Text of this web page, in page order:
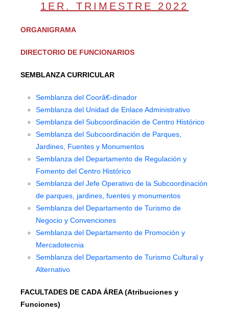
1ER. TRIMESTRE 2022
ORGANIGRAMA
DIRECTORIO DE FUNCIONARIOS
SEMBLANZA CURRICULAR
Semblanza del Coorâ€‹dinador
Semblanza del Unidad de Enlace Administrativo
Semblanza del Subcoordinación de Centro Histórico
Semblanza del Subcoordinación de Parques,
Jardines, Fuentes y Monumentos
Semblanza del Departamento de Regulación y
Fomento del Centro Histórico
Semblanza del Jefe Operativo de la Subcoordinación
de parques, jardines, fuentes y monumentos
Semblanza del Departamento de Turismo de
Negocio y Convenciones
Semblanza del Departamento de Promoción y
Mercadotecnia
Semblanza del Departamento de Turismo Cultural y
Alternativo
FACULTADES DE CADA ÁREA (Atribuciones y
Funciones)